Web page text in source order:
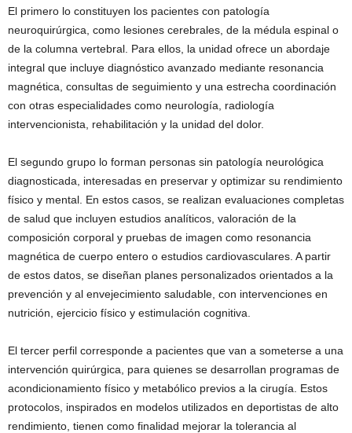
El primero lo constituyen los pacientes con patología
neuroquirúrgica, como lesiones cerebrales, de la médula espinal o
de la columna vertebral. Para ellos, la unidad ofrece un abordaje
integral que incluye diagnóstico avanzado mediante resonancia
magnética, consultas de seguimiento y una estrecha coordinación
con otras especialidades como neurología, radiología
intervencionista, rehabilitación y la unidad del dolor.
El segundo grupo lo forman personas sin patología neurológica
diagnosticada, interesadas en preservar y optimizar su rendimiento
físico y mental. En estos casos, se realizan evaluaciones completas
de salud que incluyen estudios analíticos, valoración de la
composición corporal y pruebas de imagen como resonancia
magnética de cuerpo entero o estudios cardiovasculares. A partir
de estos datos, se diseñan planes personalizados orientados a la
prevención y al envejecimiento saludable, con intervenciones en
nutrición, ejercicio físico y estimulación cognitiva.
El tercer perfil corresponde a pacientes que van a someterse a una
intervención quirúrgica, para quienes se desarrollan programas de
acondicionamiento físico y metabólico previos a la cirugía. Estos
protocolos, inspirados en modelos utilizados en deportistas de alto
rendimiento, tienen como finalidad mejorar la tolerancia al